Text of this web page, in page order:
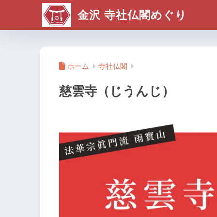
金沢 寺社仏閣めぐり
ホーム 寺社仏閣
慈雲寺（じうんじ）